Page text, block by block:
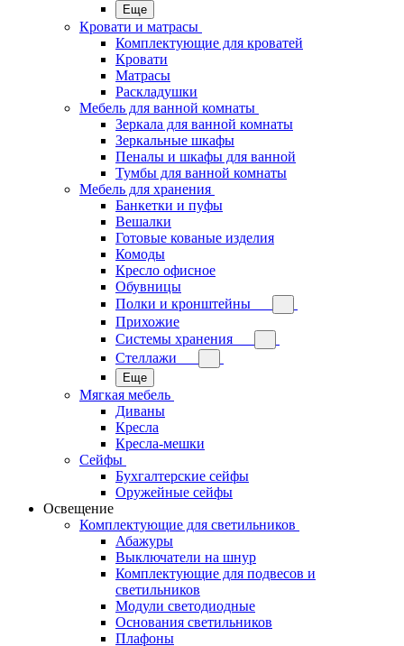
Еще
Кровати и матрасы
Комплектующие для кроватей
Кровати
Матрасы
Раскладушки
Мебель для ванной комнаты
Зеркала для ванной комнаты
Зеркальные шкафы
Пеналы и шкафы для ванной
Тумбы для ванной комнаты
Мебель для хранения
Банкетки и пуфы
Вешалки
Готовые кованые изделия
Комоды
Кресло офисное
Обувницы
Полки и кронштейны
Прихожие
Системы хранения
Стеллажи
Еще
Мягкая мебель
Диваны
Кресла
Кресла-мешки
Сейфы
Бухгалтерские сейфы
Оружейные сейфы
Освещение
Комплектующие для светильников
Абажуры
Выключатели на шнур
Комплектующие для подвесов и
светильников
Модули светодиодные
Основания светильников
Плафоны